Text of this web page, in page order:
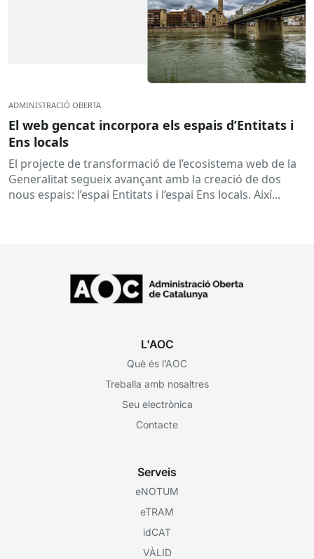
ADMINISTRACIÓ OBERTA
El web gencat incorpora els espais d’Entitats i
Ens locals
El projecte de transformació de l’ecosistema web de la
Generalitat segueix avançant amb la creació de dos
nous espais: l’espai Entitats i l’espai Ens locals. Així...
L'AOC
Què és l’AOC
Treballa amb nosaltres
Seu electrònica
Contacte
Serveis
eNOTUM
eTRAM
idCAT
VÀLID